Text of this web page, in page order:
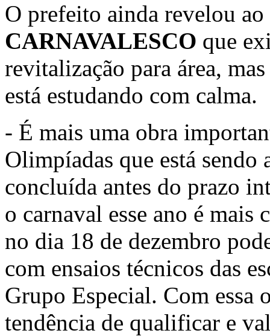
O prefeito ainda revelou ao
CARNAVALESCO que
revitalização para área,
está estudando com calma.
- É mais uma obra
Olimpíadas que está sendo
concluída antes do prazo
o carnaval esse ano é mais
no dia 18 de dezembro
com ensaios técnicos das
Grupo Especial. Com essa
tendência de qualificar e